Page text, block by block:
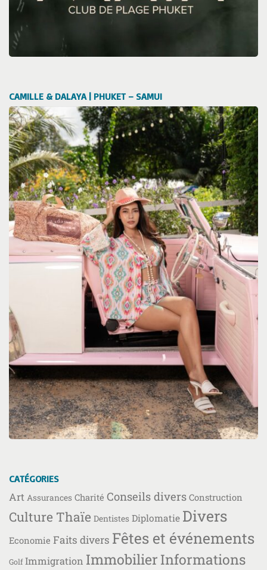
CAMILLE & DALAYA | PHUKET – SAMUI
CATÉGORIES
Art Assurances Charité Conseils divers Construction
Culture Thaïe Dentistes Diplomatie Divers
Economie Faits divers Fêtes et événements
Golf Immigration Immobilier Informations